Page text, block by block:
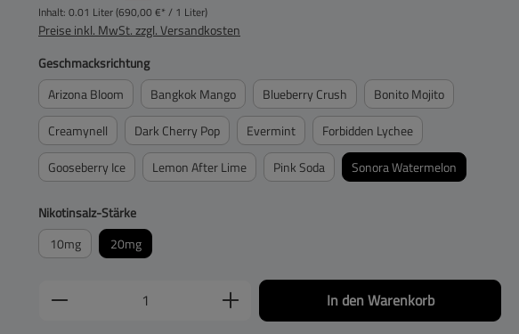
Inhalt: 0.01 Liter(690,00 €* / 1 Liter)
Preise inkl. MwSt. zzgl. Versandkosten
Geschmacksrichtungauswählen
Arizona Bloom
Bangkok Mango Blueberry Crush
Bonito Mojito
Creamynell
Dark Cherry Pop Evermint
Forbidden Lychee
Gooseberry Ice
Lemon After Lime Pink Soda Sonora Watermelon
Nikotinsalz-Stärkeauswählen
10mg
20mg
Produkt Anzahl: Gib den gewünschten Wert ein
In den Warenkorb